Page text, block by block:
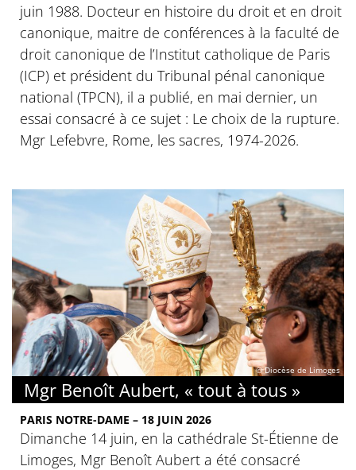
juin 1988. Docteur en histoire du droit et en droit
canonique, maitre de conférences à la faculté de
droit canonique de l’Institut catholique de Paris
(ICP) et président du Tribunal pénal canonique
national (TPCN), il a publié, en mai dernier, un
essai consacré à ce sujet : Le choix de la rupture.
Mgr Lefebvre, Rome, les sacres, 1974-2026.
© Diocèse de Limoges
Mgr Benoît Aubert, « tout à tous »
PARIS NOTRE-DAME – 18 JUIN 2026
Dimanche 14 juin, en la cathédrale St-Étienne de
Limoges, Mgr Benoît Aubert a été consacré